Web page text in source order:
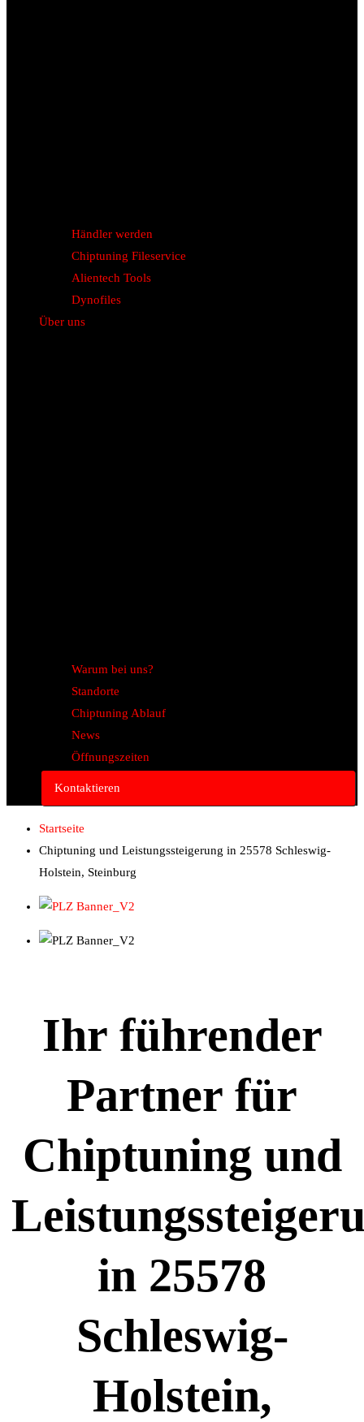
Händler werden
Chiptuning Fileservice
Alientech Tools
Dynofiles
Über uns
Warum bei uns?
Standorte
Chiptuning Ablauf
News
Öffnungszeiten
Kontaktieren
Startseite
Chiptuning und Leistungssteigerung in 25578 Schleswig-
Holstein, Steinburg
Ihr führender
Partner für
Chiptuning und
in 25578
Schleswig-
Holstein,